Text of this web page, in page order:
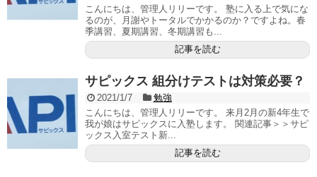
こんにちは、管理人リリーです。 塾に入る上で気にな
るのが、月謝やトータルでかかるのか？ですよね。春
季講習、夏期講習、冬期講習も...
記事を読む
サピックス 組分けテストは対策必要？
2021/1/7
勉強
こんにちは、管理人リリーです。 来月2月の新4年生で
我が娘はサピックスに入塾します。 関連記事＞＞サピ
ックス入室テスト新...
記事を読む